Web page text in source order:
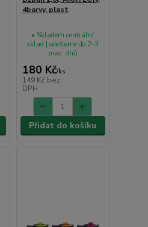
4barvy, plast
180 Kč/ks
149 Kč bez
DPH
• Skladem centrální
sklad | odešleme do 2-3
prac. dnů
Přidat do košíku